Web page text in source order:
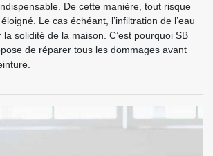
De cette manière, tout risque
Le cas échéant, l’infiltration de l’eau
solidité de la maison. C’est pourquoi SB
de réparer tous les dommages avant